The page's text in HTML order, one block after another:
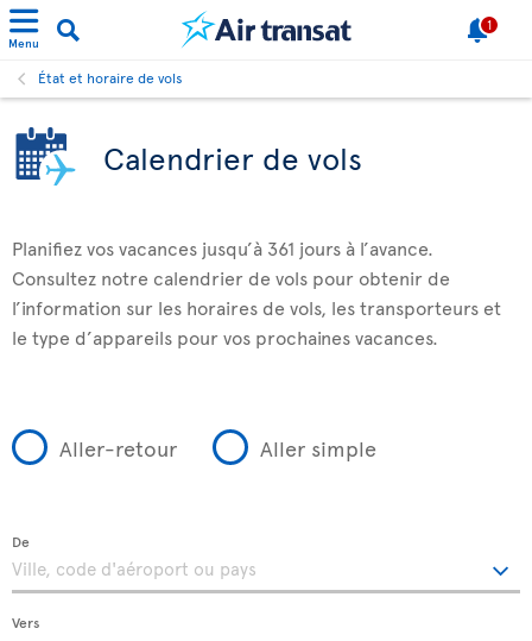
Menu
1
État et horaire de vols
Calendrier de vols
Planifiez vos vacances jusqu’à 361 jours à l’avance.
Consultez notre calendrier de vols pour obtenir de
l’information sur les horaires de vols, les transporteurs et
le type d’appareils pour vos prochaines vacances.
Aller-retour Aller simple
De
Vers